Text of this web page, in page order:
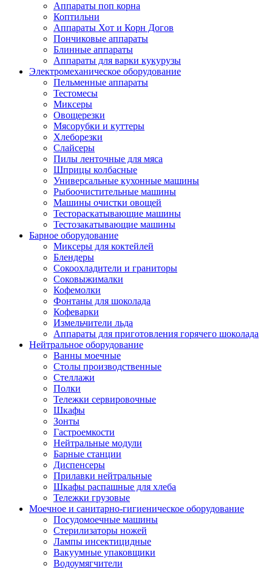
Аппараты поп корна
Коптильни
Аппараты Хот и Корн Догов
Пончиковые аппараты
Блинные аппараты
Аппараты для варки кукурузы
Электромеханическое оборудование
Пельменные аппараты
Тестомесы
Миксеры
Овощерезки
Мясорубки и куттеры
Хлеборезки
Слайсеры
Пилы ленточные для мяса
Шприцы колбасные
Универсальные кухонные машины
Рыбоочистительные машины
Машины очистки овощей
Тестораскатывающие машины
Тестозакатывающие машины
Барное оборудование
Миксеры для коктейлей
Блендеры
Сокоохладители и граниторы
Соковыжималки
Кофемолки
Фонтаны для шоколада
Кофеварки
Измельчители льда
Аппараты для приготовления горячего шоколада
Нейтральное оборудование
Ванны моечные
Столы производственные
Стеллажи
Полки
Тележки сервировочные
Шкафы
Зонты
Гастроемкости
Нейтральные модули
Барные станции
Диспенсеры
Прилавки нейтральные
Шкафы распашные для хлеба
Тележки грузовые
Моечное и санитарно-гигиеническое оборудование
Посудомоечные машины
Стерилизаторы ножей
Лампы инсектицидные
Вакуумные упаковщики
Водоумягчители